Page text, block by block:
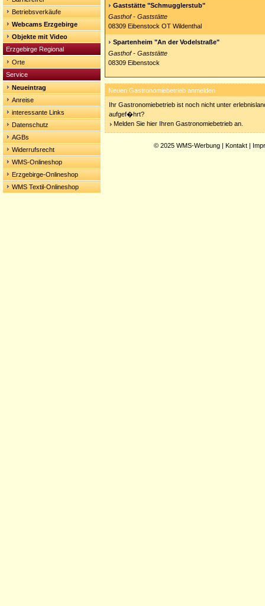
Betriebsverkäufe
Webcams Erzgebirge
Objekte mit Video
Erzgebirge Regional
Orte
Service
Neueintrag
Anreise
interessante Links
Datenschutz
AGBs
Widerrufsrecht
WMS-Onlineshop
Erzgebirge-Onlineshop
WMS Textil-Onlineshop
Gaststätte "Schmugglerstub"
Gasthof - Gaststätte
08309 Eibenstock OT Wildenthal
Spartenheim "An der Vodelstraße"
Gasthof - Gaststätte
08309 Eibenstock
Neuen Gastronomiebetrieb anmelden
Ihr Gastronomiebetrieb ist noch nicht unter
aufgef�hrt?
Melden Sie hier Ihren Gastronomiebetrieb an.
© 2025 WMS-Werbung | Kontakt |